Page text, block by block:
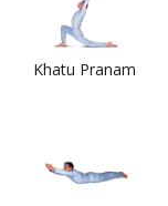
Khatu Pranam